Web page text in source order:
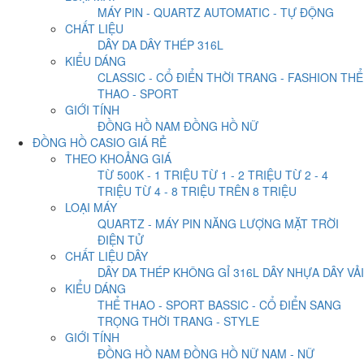
MÁY PIN - QUARTZ AUTOMATIC - TỰ ĐỘNG
CHẤT LIỆU
DÂY DA DÂY THÉP 316L
KIỂU DÁNG
CLASSIC - CỔ ĐIỂN THỜI TRANG - FASHION THỂ
THAO - SPORT
GIỚI TÍNH
ĐỒNG HỒ NAM ĐỒNG HỒ NỮ
ĐỒNG HỒ CASIO GIÁ RẺ
THEO KHOẢNG GIÁ
TỪ 500K - 1 TRIỆU TỪ 1 - 2 TRIỆU TỪ 2 - 4
TRIỆU TỪ 4 - 8 TRIỆU TRÊN 8 TRIỆU
LOẠI MÁY
QUARTZ - MÁY PIN NĂNG LƯỢNG MẶT TRỜI
ĐIỆN TỬ
CHẤT LIỆU DÂY
DÂY DA THÉP KHÔNG GỈ 316L DÂY NHỰA DÂY VẢI
KIỂU DÁNG
THỂ THAO - SPORT BASSIC - CỔ ĐIỂN SANG
TRỌNG THỜI TRANG - STYLE
GIỚI TÍNH
ĐỒNG HỒ NAM ĐỒNG HỒ NỮ NAM - NỮ